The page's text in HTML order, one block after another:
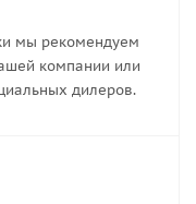
мы рекомендуем
компании или
дилеров.